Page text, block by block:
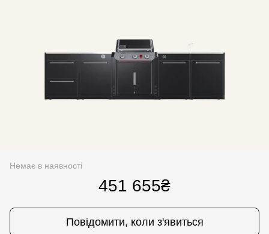
Немає в наявності
451 655₴
Повідомити, коли з'явиться